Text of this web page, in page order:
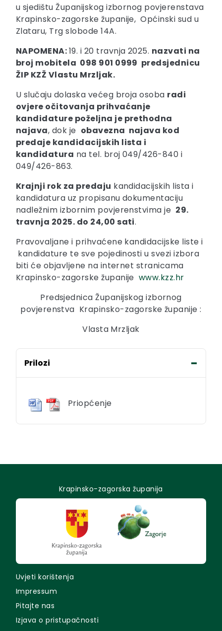
u sjedištu Županijskog izbornog povjerenstava
Krapinsko-zagorske županije, Općinski sud u
Zlataru, Trg slobode 14A.
NAPOMENA:19. i 20 travnja 2025. nazvati na
broj mobitela 098 901 0999 predsjednicu
ŽIP KZŽ Vlastu Mrzljak.
U slučaju dolaska većeg broja osoba radi
ovjere očitovanja prihvaćanje
kandidature poželjna je prethodna
najava, dok je obavezna najava kod
predaje kandidacijskih lista i
kandidatura na tel. broj 049/426-840 i
049/426-863.
Krajnji rok za predaju kandidacijskih lista i
kandidatura uz propisanu dokumentaciju
nadležnim izbornim povjerenstvima je 29.
travnja 2025. do 24,00 sati.
Pravovaljane i prihvaćene kandidacijske liste i
kandidature te sve pojedinosti u svezi izbora
biti će objavljene na internet stranicama
Krapinsko-zagorske županije www.kzz.hr
Predsjednica Županijskog izbornog
povjerenstva Krapinsko-zagorske županije :
Vlasta Mrzljak
Prilozi
Priopćenje
Krapinsko-zagorska županija
Uvjeti korištenja
Impressum
Pitajte nas
Izjava o pristupačnosti